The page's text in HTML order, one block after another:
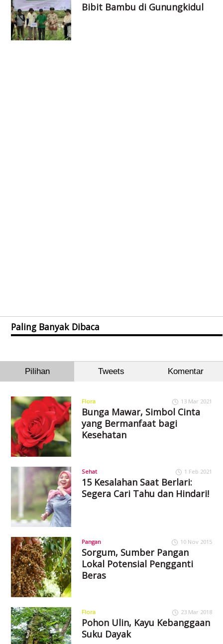
Bibit Bambu di Gunungkidul
Paling Banyak Dibaca
Pilihan Tweets Komentar
Flora 13 Mar 2021
Bunga Mawar, Simbol Cinta
yang Bermanfaat bagi
Kesehatan
Sehat 1 Feb 2021
15 Kesalahan Saat Berlari:
Segera Cari Tahu dan Hindari!
Pangan 10 Nov 2015
Sorgum, Sumber Pangan
Lokal Potensial Pengganti
Beras
Flora 23 Mar 2018
Pohon Ulin, Kayu Kebanggaan
Suku Dayak